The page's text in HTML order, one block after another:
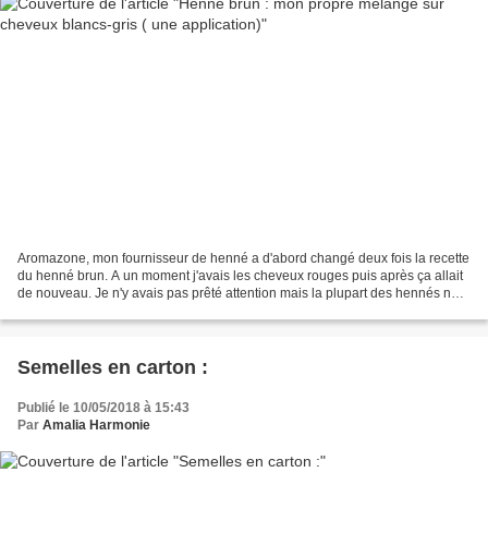
Aromazone, mon fournisseur de henné a d'abord changé deux fois la recette
du henné brun. A un moment j'avais les cheveux rouges puis après ça allait
de nouveau. Je n'y avais pas prêté attention mais la plupart des hennés ne
Semelles en carton :
Publié le 10/05/2018 à 15:43
Par Amalia Harmonie